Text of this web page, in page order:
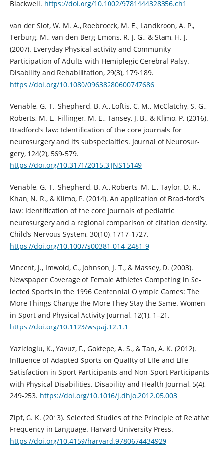
Blackwell. https://doi.org/10.1002/9781444328356.ch1
van der Slot, W. M. A., Roebroeck, M. E., Landkroon, A. P.,
Terburg, M., van den Berg-Emons, R. J. G., & Stam, H. J.
(2007). Everyday Physical activity and Community
Participation of Adults with Hemiplegic Cerebral Palsy.
Disability and Rehabilitation, 29(3), 179-189.
https://doi.org/10.1080/09638280600747686
Venable, G. T., Shepherd, B. A., Loftis, C. M., McClatchy, S. G.,
Roberts, M. L., Fillinger, M. E., Tansey, J. B., & Klimo, P. (2016).
Bradford’s law: Identification of the core journals for
neurosurgery and its subspecialties. Journal of Neurosur-
gery, 124(2), 569-579.
https://doi.org/10.3171/2015.3.JNS15149
Venable, G. T., Shepherd, B. A., Roberts, M. L., Taylor, D. R.,
Khan, N. R., & Klimo, P. (2014). An application of Brad-ford’s
law: Identification of the core journals of pediatric
neurosurgery and a regional comparison of citation density.
Child’s Nervous System, 30(10), 1717-1727.
https://doi.org/10.1007/s00381-014-2481-9
Vincent, J., Imwold, C., Johnson, J. T., & Massey, D. (2003).
Newspaper Coverage of Female Athletes Competing in Se-
lected Sports in the 1996 Centennial Olympic Games: The
More Things Change the More They Stay the Same. Women
in Sport and Physical Activity Journal, 12(1), 1–21.
https://doi.org/10.1123/wspaj.12.1.1
Yazicioglu, K., Yavuz, F., Goktepe, A. S., & Tan, A. K. (2012).
Influence of Adapted Sports on Quality of Life and Life
Satisfaction in Sport Participants and Non-Sport Participants
with Physical Disabilities. Disability and Health Journal, 5(4),
249-253. https://doi.org/10.1016/j.dhjo.2012.05.003
Zipf, G. K. (2013). Selected Studies of the Principle of Relative
Frequency in Language. Harvard University Press.
https://doi.org/10.4159/harvard.9780674434929